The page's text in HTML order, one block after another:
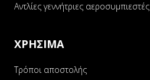
Αντλίες γεννήτριες αεροσυμπιεστές
ΧΡΗΣΙΜΑ
Τρόποι αποστολής